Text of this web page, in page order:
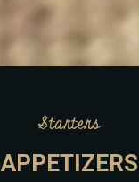
Starters
APPETIZERS